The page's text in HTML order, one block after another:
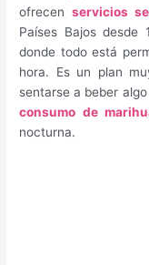
ofrecen servicios
Países Bajos desde
donde todo está
hora. Es un plan
sentarse a beber
consumo de
nocturna.